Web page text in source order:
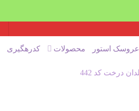
عروسک استور محصولات کدرهگیری